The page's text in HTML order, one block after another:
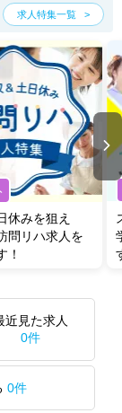
求人特集一覧
休みを狙え
問リハ求人を
！
近見た求人
0件
0件